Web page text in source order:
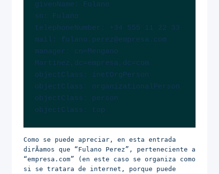
givenName: Fulano
sn: Fulano
telephoneNumber: +34 555 11 22 33
mail: fulano.perez@empresa.com
manager: cn=Mengano
Martinez,dc=empresa,dc=com
objectClass: inetOrgPerson
objectClass: organizationalPerson
objectClass: person
objectClass: top
Como se puede apreciar, en esta entrada
dirÃ­amos que “Fulano Perez”, perteneciente a
“empresa.com” (en este caso se organiza como
si se tratara de internet, porque puede